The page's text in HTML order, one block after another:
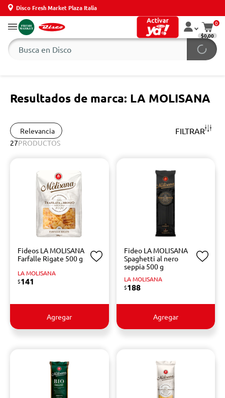
Disco Fresh Market Plaza Italia
0
$0,00
Resultados de marca: LA MOLISANA
Relevancia FILTRAR
27PRODUCTOS
Fideos LA MOLISANA
Farfalle Rigate 500 g
LA MOLISANA
$141
Agregar
Fideo LA MOLISANA
Spaghetti al nero
seppia 500 g
LA MOLISANA
$188
Agregar